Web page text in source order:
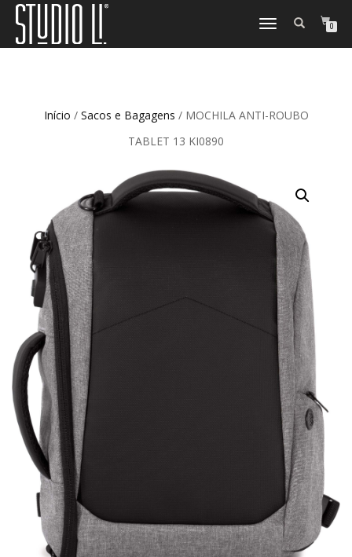
TOGGLE
0
Início / Sacos e Bagagens / MOCHILA ANTI-ROUBO
TABLET 13 KI0890